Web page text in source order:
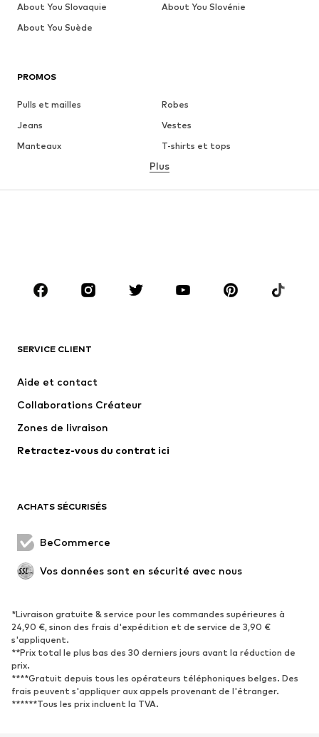
PROMOS
Pulls et mailles
Robes
Jeans
Vestes
Manteaux
T-shirts et tops
Lingerie
Accessoires
Premium
Nouveautés
Vestes
Lingerie
Manteaux
Jupes
Occasions spéciales
Nouveautés
Tendance
Baskets
Escarpins et talons hauts
Bottes
Sandales
Chaussures basses
Chaussures de sport
Ballerines
Plus
SERVICE CLIENT
Aide et contact
Collaborations Créateur
Zones de livraison
Retractez-vous du contrat ici
ACHATS SÉCURISÉS
BeCommerce
Vos données sont en sécurité avec nous
*Livraison gratuite & service pour les commandes supérieures à
24,90 €, sinon des frais d'expédition et de service de 3,90 €
s'appliquent.
**Prix total le plus bas des 30 derniers jours avant la réduction de
prix.
****Gratuit depuis tous les opérateurs téléphoniques belges. Des
frais peuvent s'appliquer aux appels provenant de l'étranger.
******Tous les prix incluent la TVA.
About You Slovaquie
About You Slovénie
About You Suède